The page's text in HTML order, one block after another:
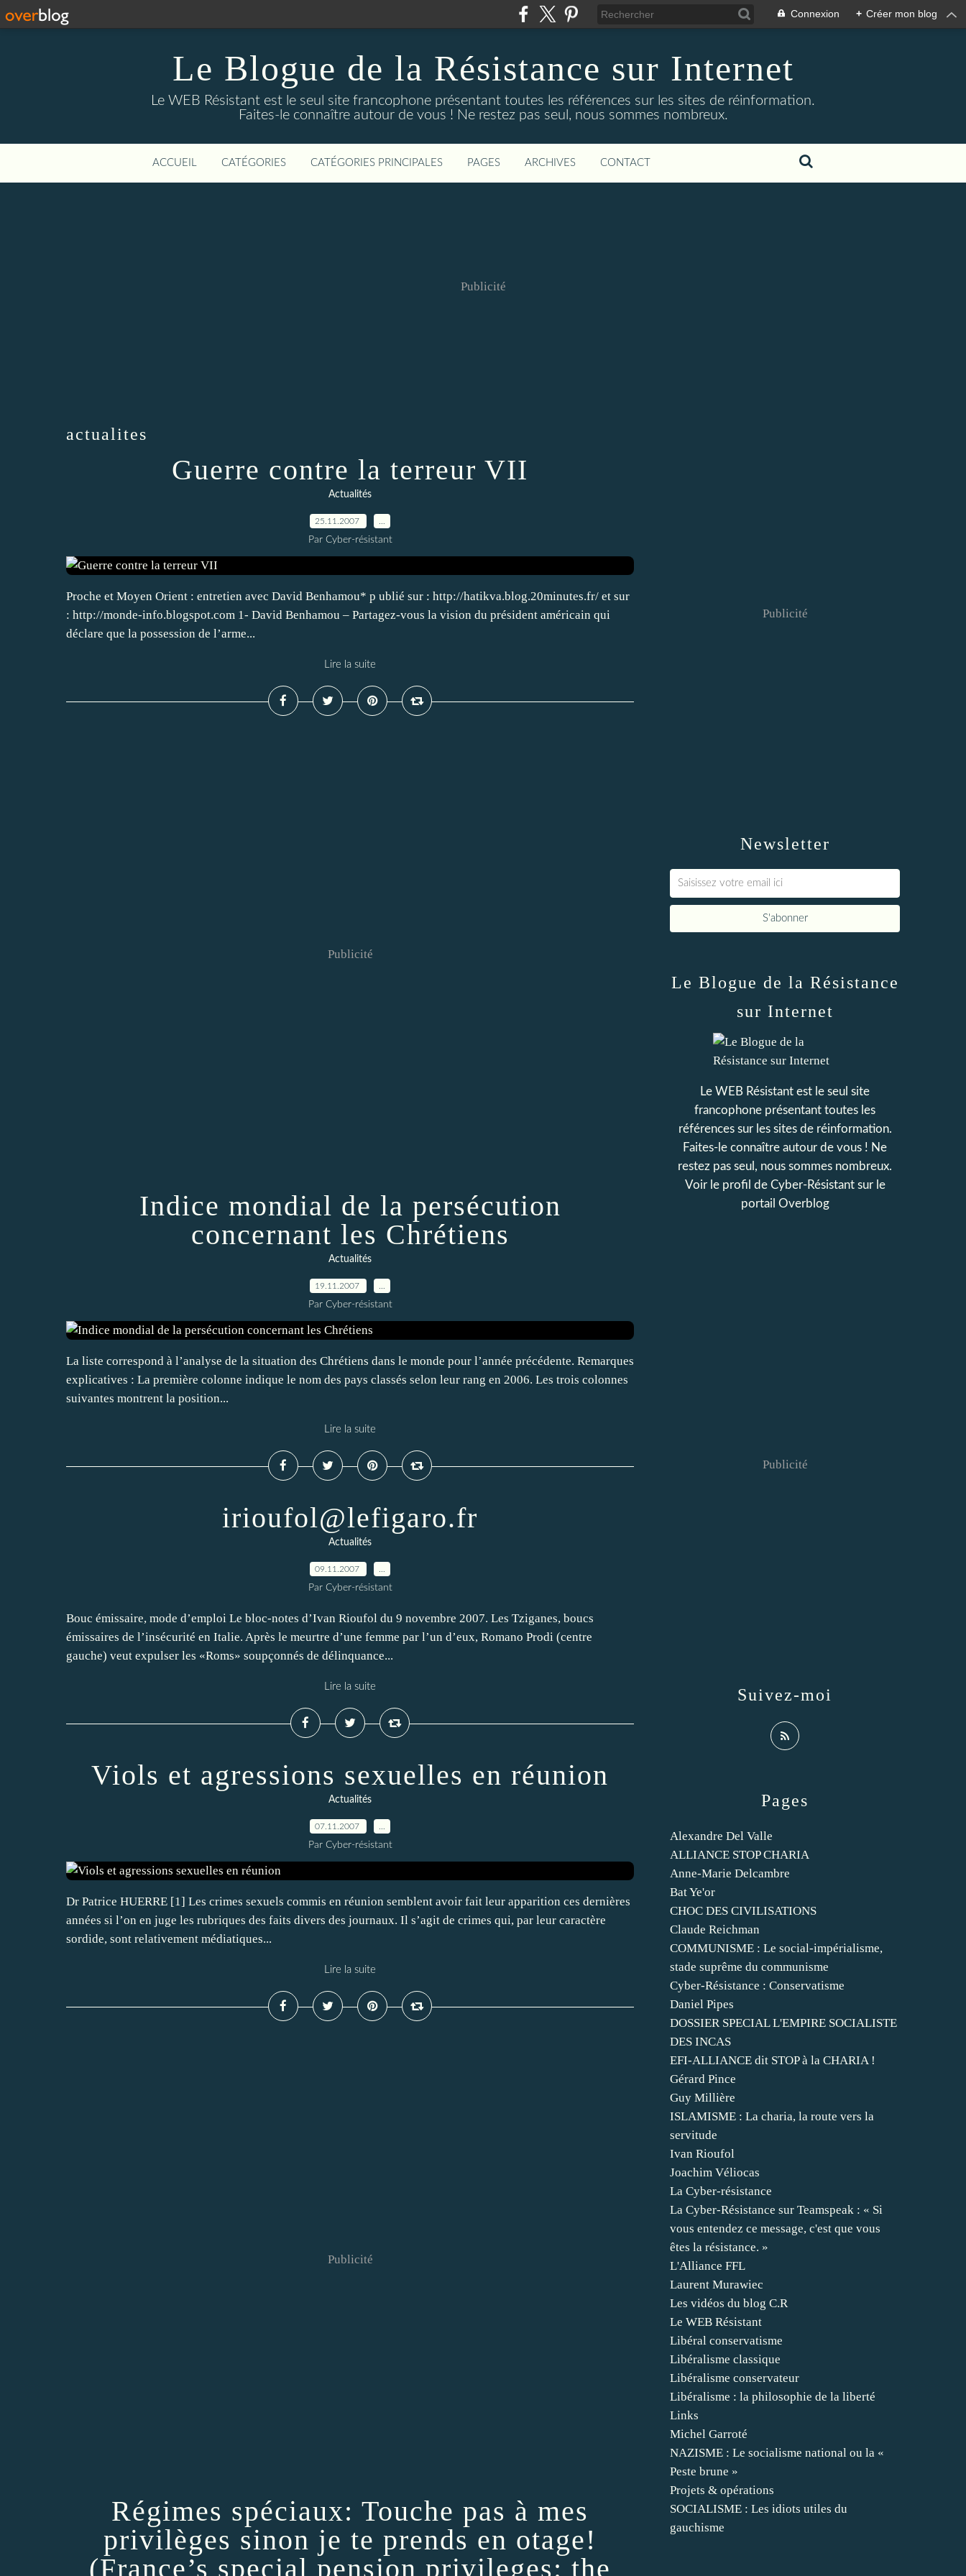
Connexion + Créer mon blog
Le Blogue de la Résistance sur Internet
Le WEB Résistant est le seul site francophone présentant toutes les références sur les sites de réinformation.
Faites-le connaître autour de vous ! Ne restez pas seul, nous sommes nombreux.
ACCUEIL CATÉGORIES CATÉGORIES PRINCIPALES PAGES ARCHIVES CONTACT
Publicité
actualites
Guerre contre la terreur VII
Actualités
25.11.2007
Par Cyber-résistant
Proche et Moyen Orient : entretien avec David Benhamou* p ublié sur : http://hatikva.blog.20minutes.fr/ et sur
: http://monde-info.blogspot.com 1- David Benhamou – Partagez-vous la vision du président américain qui
déclare que la possession de l’arme...
Lire la suite
Publicité
Indice mondial de la persécution
concernant les Chrétiens
Actualités
19.11.2007
Par Cyber-résistant
La liste correspond à l’analyse de la situation des Chrétiens dans le monde pour l’année précédente. Remarques
explicatives : La première colonne indique le nom des pays classés selon leur rang en 2006. Les trois colonnes
suivantes montrent la position...
Lire la suite
irioufol@lefigaro.fr
Actualités
09.11.2007
Par Cyber-résistant
Bouc émissaire, mode d’emploi Le bloc-notes d’Ivan Rioufol du 9 novembre 2007. Les Tziganes, boucs
émissaires de l’insécurité en Italie. Après le meurtre d’une femme par l’un d’eux, Romano Prodi (centre
gauche) veut expulser les «Roms» soupçonnés de délinquance...
Lire la suite
Viols et agressions sexuelles en réunion
Actualités
07.11.2007
Par Cyber-résistant
Dr Patrice HUERRE [1] Les crimes sexuels commis en réunion semblent avoir fait leur apparition ces dernières
années si l’on en juge les rubriques des faits divers des journaux. Il s’agit de crimes qui, par leur caractère
sordide, sont relativement médiatiques...
Lire la suite
Publicité
Régimes spéciaux: Touche pas à mes
privilèges sinon je te prends en otage!
(France’s special pension privileges: the
Newsletter
Publicité
Pages
Alexandre Del Valle
ALLIANCE STOP CHARIA
Anne-Marie Delcambre
Bat Ye'or
CHOC DES CIVILISATIONS
Claude Reichman
COMMUNISME : Le social-impérialisme,
stade suprême du communisme
Cyber-Résistance : Conservatisme
Daniel Pipes
DOSSIER SPECIAL L'EMPIRE SOCIALISTE
DES INCAS
EFI-ALLIANCE dit STOP à la CHARIA !
Gérard Pince
Guy Millière
ISLAMISME : La charia, la route vers la
servitude
Ivan Rioufol
Joachim Véliocas
La Cyber-résistance
La Cyber-Résistance sur Teamspeak : « Si
vous entendez ce message, c'est que vous
êtes la résistance. »
L'Alliance FFL
Laurent Murawiec
Les vidéos du blog C.R
Le WEB Résistant
Libéral conservatisme
Libéralisme classique
Libéralisme conservateur
Libéralisme : la philosophie de la liberté
Links
Michel Garroté
NAZISME : Le socialisme national ou la «
Peste brune »
Projets & opérations
SOCIALISME : Les idiots utiles du
gauchisme
Le Blogue de la Résistance
sur Internet
Le WEB Résistant est le seul site
francophone présentant toutes les
références sur les sites de réinformation.
Faites-le connaître autour de vous ! Ne
restez pas seul, nous sommes nombreux.
Voir le profil de Cyber-Résistantsur le
portail Overblog
Suivez-moi
Publicité